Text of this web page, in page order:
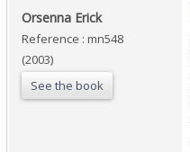
‎Orsenna Erick‎
Reference : mn548
(2003)
See the book